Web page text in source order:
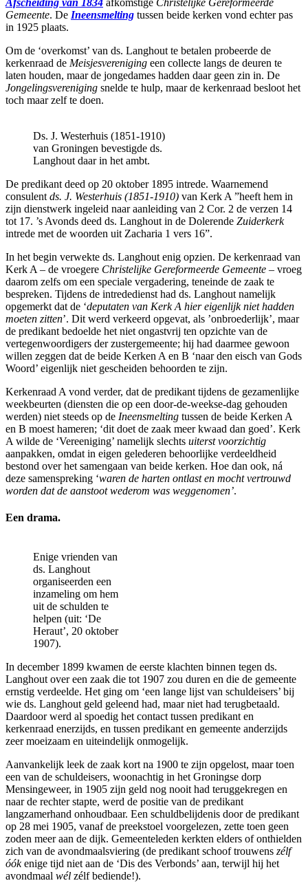
Gemeente. De Ineensmelting tussen beide kerken vond echter pas
in 1925 plaats.
Om de ‘overkomst’ van ds. Langhout te betalen probeerde de
kerkenraad de Meisjesvereniging een collecte langs de deuren te
laten houden, maar de jongedames hadden daar geen zin in. De
Jongelingsvereniging snelde te hulp, maar de kerkenraad besloot het
toch maar zelf te doen.
Ds. J. Westerhuis (1851-1910)
van Groningen bevestigde ds.
Langhout daar in het ambt.
De predikant deed op 20 oktober 1895 intrede. Waarnemend
consulent ds. J. Westerhuis (1851-1910) van Kerk A ”heeft hem in
zijn dienstwerk ingeleid naar aanleiding van 2 Cor. 2 de verzen 14
tot 17. ’s Avonds deed ds. Langhout in de Dolerende Zuiderkerk
intrede met de woorden uit Zacharia 1 vers 16”.
In het begin verwekte ds. Langhout enig opzien. De kerkenraad van
Kerk A – de vroegere Christelijke Gereformeerde Gemeente – vroeg
daarom zelfs om een speciale vergadering, teneinde de zaak te
bespreken. Tijdens de intrededienst had ds. Langhout namelijk
opgemerkt dat de ‘deputaten van Kerk A hier eigenlijk niet hadden
moeten zitten’. Dit werd verkeerd opgevat, als ’onbroederlijk’, maar
de predikant bedoelde het niet ongastvrij ten opzichte van de
vertegenwoordigers der zustergemeente; hij had daarmee gewoon
willen zeggen dat de beide Kerken A en B ‘naar den eisch van Gods
Woord’ eigenlijk niet gescheiden behoorden te zijn.
Kerkenraad A vond verder, dat de predikant tijdens de gezamenlijke
weekbeurten (diensten die op een door-de-weekse-dag gehouden
werden) niet steeds op de Ineensmelting tussen de beide Kerken A
en B moest hameren; ‘dit doet de zaak meer kwaad dan goed’. Kerk
A wilde de ‘Vereeniging’ namelijk slechts uiterst voorzichtig
aanpakken, omdat in eigen gelederen behoorlijke verdeeldheid
bestond over het samengaan van beide kerken. Hoe dan ook, ná
deze samenspreking ‘waren de harten ontlast en mocht vertrouwd
worden dat de aanstoot wederom was weggenomen’.
Een drama.
Enige vrienden van
ds. Langhout
organiseerden een
inzameling om hem
uit de schulden te
helpen (uit: ‘De
Heraut’, 20 oktober
1907).
In december 1899 kwamen de eerste klachten binnen tegen ds.
Langhout over een zaak die tot 1907 zou duren en die de gemeente
ernstig verdeelde. Het ging om ‘een lange lijst van schuldeisers’ bij
wie ds. Langhout geld geleend had, maar niet had terugbetaald.
Daardoor werd al spoedig het contact tussen predikant en
kerkenraad enerzijds, en tussen predikant en gemeente anderzijds
zeer moeizaam en uiteindelijk onmogelijk.
Aanvankelijk leek de zaak kort na 1900 te zijn opgelost, maar toen
een van de schuldeisers, woonachtig in het Groningse dorp
Mensingeweer, in 1905 zijn geld nog nooit had teruggekregen en
naar de rechter stapte, werd de positie van de predikant
langzamerhand onhoudbaar. Een schuldbelijdenis door de predikant
op 28 mei 1905, vanaf de preekstoel voorgelezen, zette toen geen
zoden meer aan de dijk. Gemeenteleden kerkten elders of onthielden
zich van de avondmaalsviering (de predikant schoof trouwens zélf
óókenige tijd niet aan de ‘Dis des Verbonds’ aan, terwijl hij het
avondmaal wél zélf bediende!).